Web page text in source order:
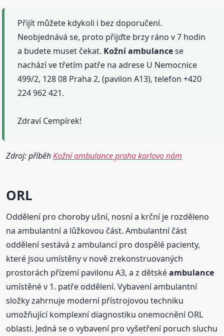
Přijít můžete kdykoli i bez doporučení.
Neobjednává se, proto přijďte brzy ráno v 7 hodin
a budete muset čekat. Kožníambulancese
nachází ve třetím patře na adrese U Nemocnice
499/2, 128 08 Praha 2, (pavilon A13), telefon +420
224 962 421.
Zdraví Cempírek!
Zdroj: příběhKožní ambulance praha karlovo nám
ORL
Oddělení pro choroby ušní, nosní a krční je rozděleno
na ambulantní a lůžkovou část. Ambulantní část
oddělení sestává z ambulancí pro dospělé pacienty,
které jsou umístěny v nově zrekonstruovaných
prostorách přízemí pavilonu A3, a z dětskéambulance
umístěné v 1. patře oddělení. Vybavení ambulantní
složky zahrnuje moderní přístrojovou techniku
umožňující komplexní diagnostiku onemocnění ORL
oblasti. Jedná se o vybavení pro vyšetření poruch sluchu